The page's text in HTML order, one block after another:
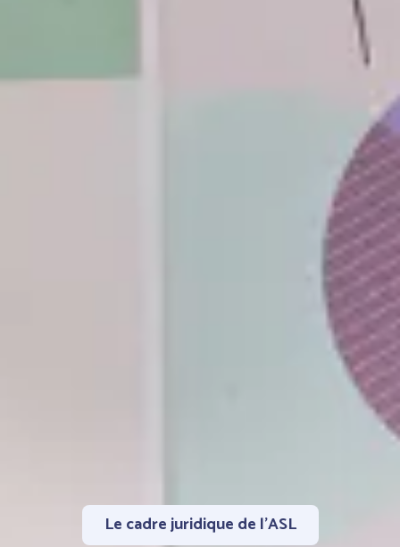
Le cadre juridique de l'ASL